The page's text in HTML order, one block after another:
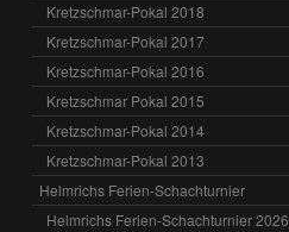
Kretzschmar-Pokal 2018
Kretzschmar-Pokal 2017
Kretzschmar-Pokal 2016
Kretzschmar Pokal 2015
Kretzschmar-Pokal 2014
Kretzschmar-Pokal 2013
Helmrichs Ferien-Schachturnier
Helmrichs Ferien-Schachturnier 2026